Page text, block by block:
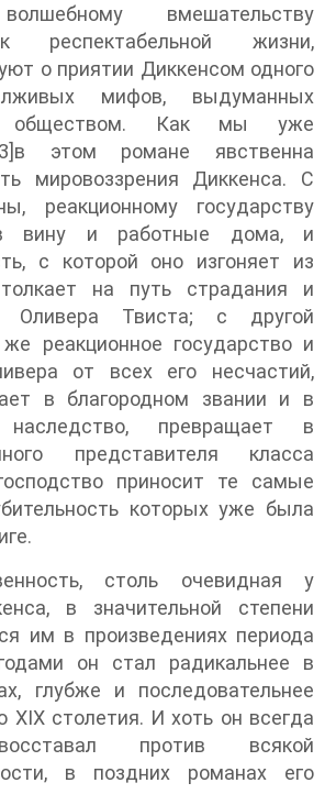
вмешательству
респектабельной жизни,
о приятии Диккенсом одного
мифов, выдуманных
обществом. Как мы уже
мировоззрения Диккенса. С
реакционному государству
вину и работные дома, и
с которой оно изгоняет из
на путь страдания и
Оливера Твиста; с другой
реакционное государство и
от всех его несчастий,
в благородном звании и в
превращает в
представителя класса
приносит те самые
которых уже была
столь очевидная у
в значительной степени
им в произведениях периода
он стал радикальнее в
глубже и последовательнее
XIX столетия. И хоть он всегда
против всякой
в поздних романах его